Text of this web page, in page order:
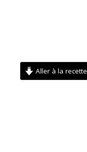
Aller à la recette